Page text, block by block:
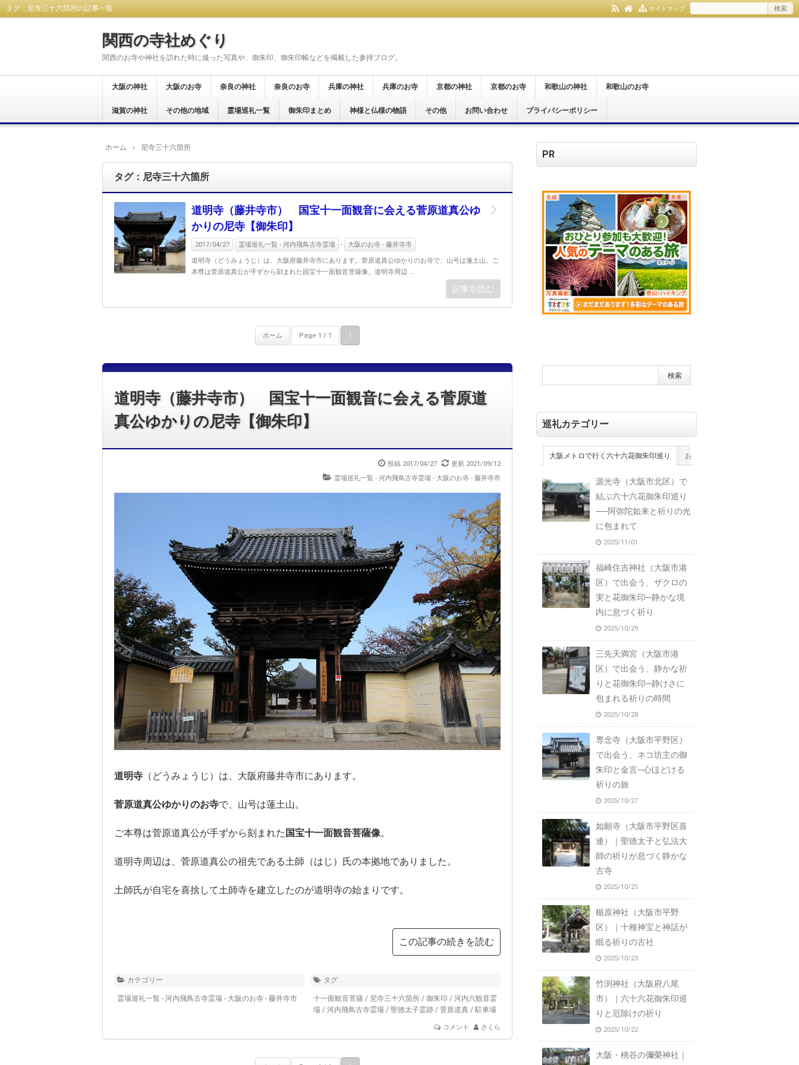
タグ：尼寺三十六箇所の記事一覧 サイトマップ
関西の寺社めぐり
関西のお寺や神社を訪れた時に撮った写真や、御朱印、御朱印帳などを掲載した参拝ブログ。
大阪の神社
大阪市
東大阪市
八尾市
藤井寺市
富田林市
羽曳野市
柏原市
河内長野市
堺市
大阪狭山市
交野市
松原市
茨木市
岸和田市
和泉市
貝塚市
阪南市
高石市
豊中市
泉佐野市
泉南市
南河内郡
大阪のお寺
大阪市
東大阪市
八尾市
富田林市
河内長野市
羽曳野市
藤井寺市
柏原市
堺市
泉南市
箕面市
和泉市
岸和田市
貝塚市
南河内郡
泉佐野市
豊中市
奈良の神社
奈良市
生駒市
桜井市
橿原市
天理市
御所市
葛城市
大和郡山市
宇陀市
生駒郡
磯城郡
吉野郡
北葛城郡
高市郡
奈良のお寺
奈良市
桜井市
天理市
橿原市
御所市
葛城市
大和郡山市
生駒市
五條市
宇陀市
磯城郡
生駒郡
高市郡
吉野郡
北葛城郡
明日香村
兵庫の神社
神戸市
尼崎市
兵庫のお寺
尼崎市
加西市
姫路市
京都の神社
京都市
京都のお寺
京都市
宮津市
舞鶴市
木津川市
和歌山の神社
和歌山市
紀の川市
伊都郡
日高郡
那智勝浦町
和歌山のお寺
滋賀の神社 その他の地域 霊場巡礼一覧 御朱印まとめ 神様と仏様の物語 その他 お問い合わせ プライバシーポリシー
ホーム › 尼寺三十六箇所
タグ：尼寺三十六箇所
道明寺（藤井寺市） 国宝十一面観音に会える菅原道真公ゆ
かりの尼寺【御朱印】
2017/04/27 霊場巡礼一覧 - 河内飛鳥古寺霊場 - 大阪のお寺 - 藤井寺市
道明寺（どうみょうじ）は、大阪府藤井寺市にあります。菅原道真公ゆかりのお寺で、山号は蓮土山。ご
本尊は菅原道真公が手ずから刻まれた国宝十一面観音菩薩像。道明寺周辺 ...
記事を読む
ホーム Page 1 / 1 1
道明寺（藤井寺市） 国宝十一面観音に会える菅原道
真公ゆかりの尼寺【御朱印】
投稿 2017/04/27
更新 2021/09/12
霊場巡礼一覧 - 河内飛鳥古寺霊場 - 大阪のお寺 - 藤井寺市
道明寺 （どうみょうじ）は、大阪府藤井寺市にあります。
菅原道真公ゆかりのお寺で、山号は蓮土山。
ご本尊は菅原道真公が手ずから刻まれた 国宝十一面観音菩薩像。
道明寺周辺は、菅原道真公の祖先である土師（はじ）氏の本拠地でありました。
土師氏が自宅を喜捨して土師寺を建立したのが道明寺の始まりです。
この記事の続きを読む
カテゴリー
霊場巡礼一覧 - 河内飛鳥古寺霊場 - 大阪のお寺 - 藤井寺市
タグ
十一面観音菩薩 / 尼寺三十六箇所 / 御朱印 / 河内六観音霊
場 / 河内飛鳥古寺霊場 / 聖徳太子霊跡 / 菅原道真 / 駐車場
コメント さくら
PR
巡礼カテゴリー
大阪メトロで行く六十六花御朱印巡り おおさか十三佛霊場
源光寺（大阪市北区）で
結ぶ六十六花御朱印巡り
──阿弥陀如来と祈りの光
に包まれて
2025/11/01
福崎住吉神社（大阪市港
区）で出会う、ザクロの
実と花御朱印─静かな境
内に息づく祈り
2025/10/29
三先天満宮（大阪市港
区）で出会う、静かな祈
りと花御朱印─静けさに
包まれる祈りの時間
2025/10/28
専念寺（大阪市平野区）
で出会う、ネコ坊主の御
朱印と金言─心ほどける
祈りの旅
2025/10/27
如願寺（大阪市平野区喜
連）｜聖徳太子と弘法大
師の祈りが息づく静かな
古寺
2025/10/25
楯原神社（大阪市平野
区）｜十種神宝と神話が
眠る祈りの古社
2025/10/23
竹渕神社（大阪府八尾
市）｜六十六花御朱印巡
りと厄除けの祈り
2025/10/22
大阪・桃谷の彌榮神社｜